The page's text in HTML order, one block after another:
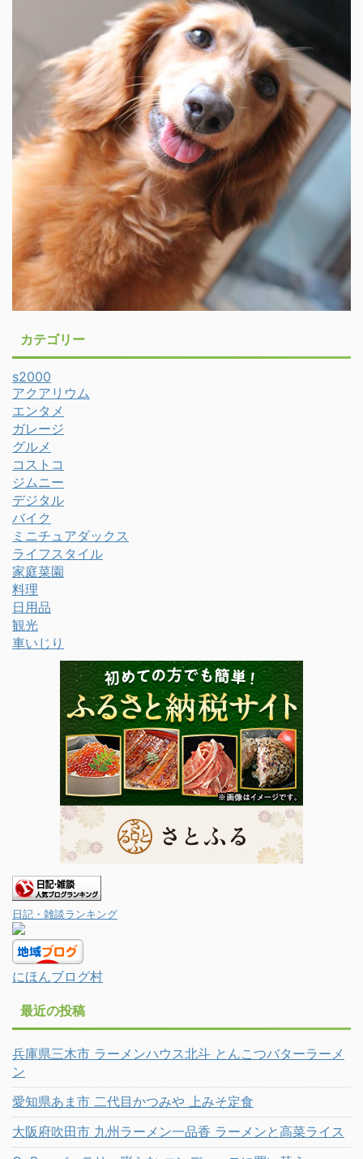
カテゴリー
s2000
アクアリウム
エンタメ
ガレージ
グルメ
コストコ
ジムニー
デジタル
バイク
ミニチュアダックス
ライフスタイル
家庭菜園
料理
日用品
観光
車いじり
日記・雑談ランキング
にほんブログ村
最近の投稿
兵庫県三木市 ラーメンハウス北斗 とんこつバターラーメ
ン
愛知県あま市 二代目かつみや 上みそ定食
大阪府吹田市 九州ラーメン一品香 ラーメンと高菜ライス